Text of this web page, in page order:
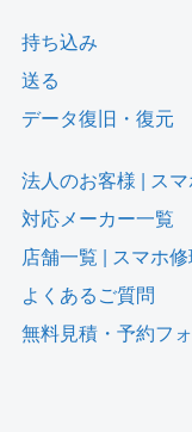
持ち込み
送る
データ復旧・復元
法人のお客様 | ス
対応メーカー一覧
店舗一覧 | スマホ
よくあるご質問
無料見積・予約フ